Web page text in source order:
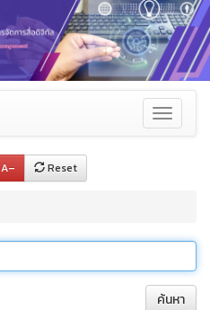
Toggle
A– Reset
ค้นหา